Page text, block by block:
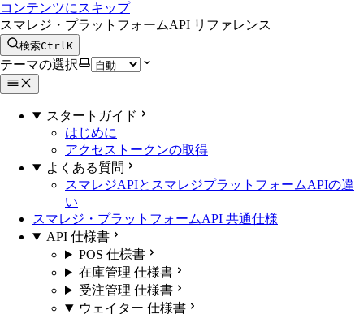
コンテンツにスキップ
スマレジ・プラットフォームAPI リファレンス
検索CtrlK
テーマの選択
スタートガイド
はじめに
アクセストークンの取得
よくある質問
スマレジAPIとスマレジプラットフォームAPIの違
い
スマレジ・プラットフォームAPI 共通仕様
API 仕様書
POS 仕様書
在庫管理 仕様書
受注管理 仕様書
ウェイター 仕様書